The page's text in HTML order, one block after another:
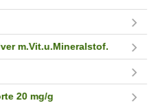
m.Vit.u.Mineralstof.
20 mg/g